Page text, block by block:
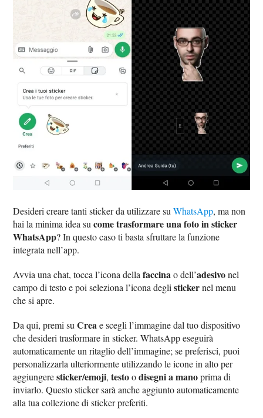
Desideri creare tanti sticker da utilizzare suWhatsApp, ma non
hai la minima idea sucome trasformare una foto in sticker
WhatsApp? In questo caso ti basta sfruttare la funzione
integrata nell’app.
Avvia una chat, tocca l’icona dellafaccinao dell’adesivonel
campo di testo e poi seleziona l’icona deglistickernel menu
che si apre.
Da qui, premi suCreae scegli l’immagine dal tuo dispositivo
che desideri trasformare in sticker. WhatsApp eseguirà
automaticamente un ritaglio dell’immagine; se preferisci, puoi
personalizzarla ulteriormente utilizzando le icone in alto per
aggiungeresticker/emoji,testoodisegni a manoprima di
inviarlo. Questo sticker sarà anche aggiunto automaticamente
alla tua collezione di sticker preferiti.